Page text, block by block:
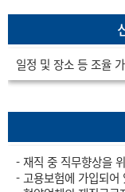
일정 및 장소 등 조율
- 재직 중 직무향상을
- 고용보험에 가입되어